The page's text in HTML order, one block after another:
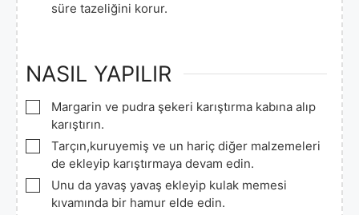
süre tazeliğini korur.
NASIL YAPILIR
▢
Margarin ve pudra şekeri karıştırma kabına alıp
karıştırın.
▢
Tarçın,kuruyemiş ve un hariç diğer malzemeleri
de ekleyip karıştırmaya devam edin.
▢
Unu da yavaş yavaş ekleyip kulak memesi
kıvamında bir hamur elde edin.